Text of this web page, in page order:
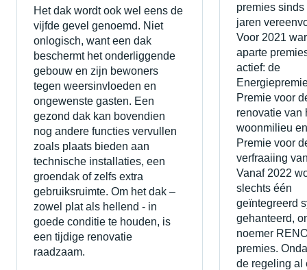
Het dak wordt ook wel eens de
vijfde gevel genoemd. Niet
onlogisch, want een dak
beschermt het onderliggende
gebouw en zijn bewoners
tegen weersinvloeden en
ongewenste gasten. Een
gezond dak kan bovendien
nog andere functies vervullen
zoals plaats bieden aan
technische installaties, een
groendak of zelfs extra
gebruiksruimte. Om het dak –
zowel plat als hellend - in
goede conditie te houden, is
een tijdige renovatie
raadzaam.
premies
jaren
Voor 2021
aparte
actief: de
Premie voor
renovatie van
woonmilieu
Premie voor
verfraaiing
Vanaf 2022
slechts één
geïntegreerd
gehanteerd,
noemer
premies.
de regeling al